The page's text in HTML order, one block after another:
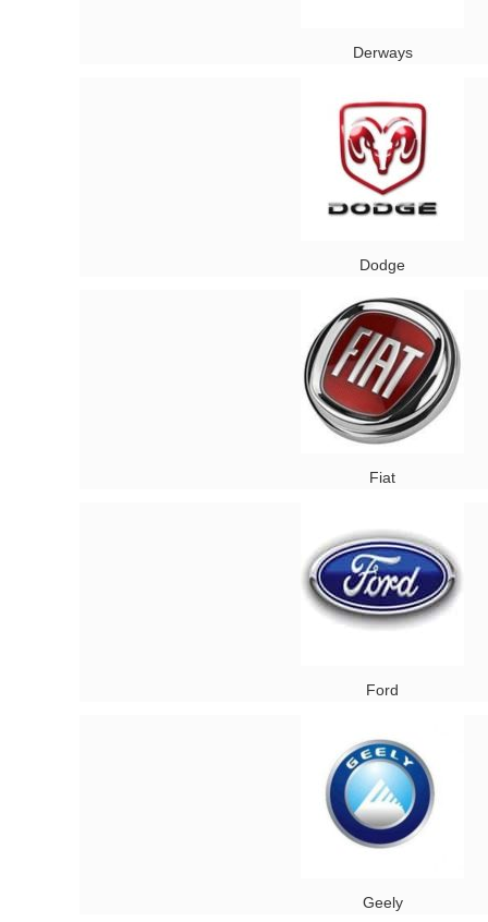
Derways
Dodge
Fiat
Ford
Geely